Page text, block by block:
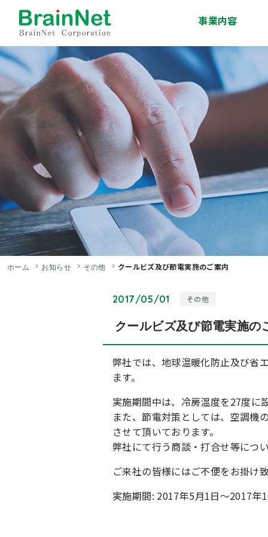
事業内容
システム開発事業
インフラサービス事
移動体通信事業
エンジニア派遣・人
材紹介事業
技術研修事業
ソリューション事業
ホーム お知らせ その他 クールビズ及び節電実施のご案内
2017/05/01 その他
クールビズ及び節電実施の
弊社では、地球温暖化防止及び省
ます。
実施期間中は、冷房温度を27度に
また、節電対策としては、空調機
させて頂いております。
弊社にて行う商談・打合せ等につ
ご来社の皆様にはご不便をお掛け
実施期間: 2017年5月1日～2017年